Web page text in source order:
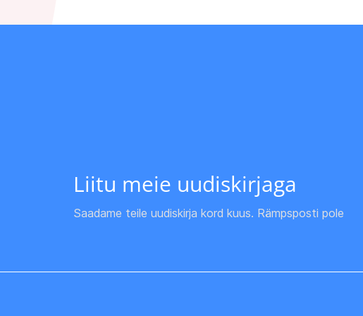
Liitu meie uudiskirjaga
Saadame teile uudiskirja kord kuus. Rämpsposti pole